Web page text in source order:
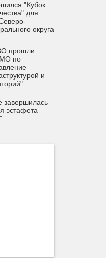
"Кубок
для
округа
прошли
по
и
завершилась
эстафета